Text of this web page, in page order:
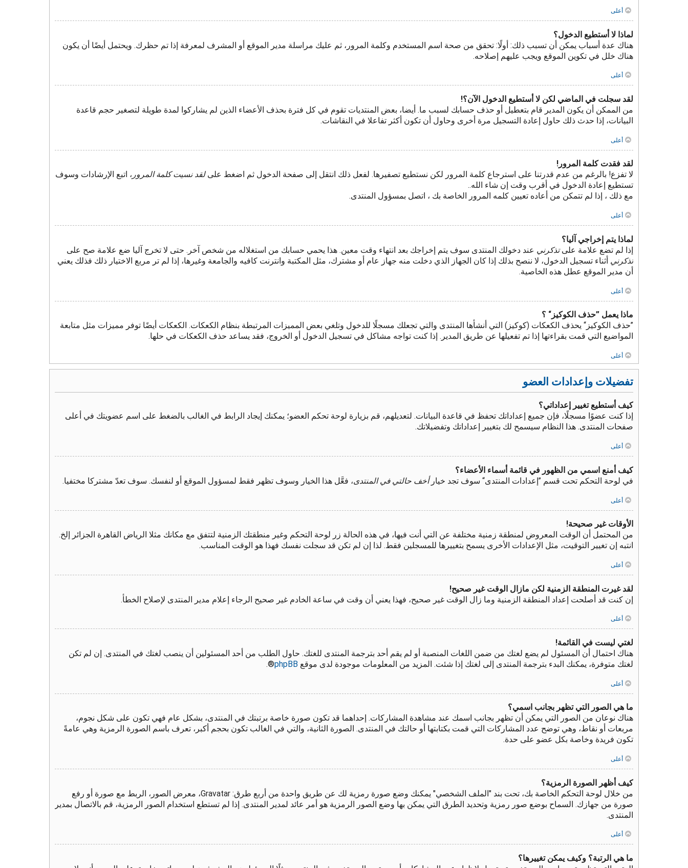
أعلى
لماذا لا أستطيع الدخول؟
هناك عدة أسباب يمكن أن تسبب ذلك: أولًا: تحقق من صحة اسم المستخدم وكلمة المرور، ثم عليك مراسلة مدير الموقع أو المشرف لمعرفة إذا تم حظرك. ويحتمل أيضًا أن يكون
هناك خلل في تكوين الموقع ويجب عليهم إصلاحه.
أعلى
لقد سجلت في الماضي لكن لا أستطيع الدخول الآن؟!
من الممكن أن يكون المدير قام بتعطيل أو حذف حسابك لسبب ما. أيضا، بعض المنتديات تقوم في كل فترة بحذف الأعضاء الذين لم يشاركوا لمدة طويلة لتصغير حجم قاعدة
البيانات، إذا حدث ذلك حاول إعادة التسجيل مرة أخرى وحاول أن تكون أكثر تفاعلا في النقاشات.
أعلى
لقد فقدت كلمة المرور!
لا تفزع! بالرغم من عدم قدرتنا على استرجاع كلمة المرور لكن نستطيع تصفيرها. لفعل ذلك انتقل إلى صفحة الدخول ثم اضغط علىلقد نسيت كلمة المرور ، اتبع الإرشادات وسوف
تستطيع إعادة الدخول في أقرب وقت إن شاء الله..
مع ذلك ، إذا لم تتمكن من أعاده تعيين كلمه المرور الخاصة بك ، اتصل بمسؤول المنتدى.
أعلى
لماذا يتم إخراجي آليا؟
إذا لم تضع علامة علىتذكرني عند دخولك المنتدى سوف يتم إخراجك بعد انتهاء وقت معين. هذا يحمي حسابك من استغلاله من شخص آخر. حتى لا تخرج آليا ضع علامة صح على
تذكرني أثناء تسجيل الدخول، لا ننصح بذلك إذا كان الجهاز الذي دخلت منه جهاز عام أو مشترك، مثل المكتبة وانترنت كافيه والجامعة وغيرها، إذا لم تر مربع الاختيار ذلك فذلك يعني
أن مدير الموقع عطل هذه الخاصية.
أعلى
ماذا يعمل ”حذف الكوكيز“ ؟
”حذف الكوكيز“ يحذف الكعكات (كوكيز) التي أنشأها المنتدى والتي تجعلك مسجلًا للدخول وتلغي بعض المميزات المرتبطة بنظام الكعكات. الكعكات أيضًا توفر مميزات مثل متابعة
المواضيع التي قمت بقراءتها إذا تم تفعيلها عن طريق المدير. إذا كنت تواجه مشاكل في تسجيل الدخول أو الخروج، فقد يساعد حذف الكعكات في حلها.
أعلى
تفضيلات وإعدادات العضو
كيف أستطيع تغيير إعداداتي؟
إذا كنت عضوًا مسجلًا، فإن جميع إعداداتك تحفظ في قاعدة البيانات. لتعديلهم، قم بزيارة لوحة تحكم العضو؛ يمكنك إيجاد الرابط في الغالب بالضغط على اسم عضويتك في أعلى
صفحات المنتدى. هذا النظام سيسمح لك بتغيير إعداداتك وتفضيلاتك.
أعلى
كيف أمنع اسمي من الظهور في قائمة أسماء الأعضاء؟
في لوحة التحكم تحت قسم ”إعدادات المنتدى“ سوف تجد خيارأخف حالتي في المنتدى، فعَّل هذا الخيار وسوف تظهر فقط لمسؤول الموقع أو لنفسك. سوف تعدّ مشتركا مختفيا.
أعلى
الأوقات غير صحيحة!
من المحتمل أن الوقت المعروض لمنطقة زمنية مختلفة عن التي أنت فيها، في هذه الحالة زر لوحة التحكم وغير منطقتك الزمنية لتتفق مع مكانك مثلا الرياض القاهرة الجزائر إلخ.
انتبه إن تغيير التوقيت، مثل الإعدادات الأخرى يسمح بتغييرها للمسجلين فقط. لذا إن لم تكن قد سجلت نفسك فهذا هو الوقت المناسب.
أعلى
لقد غيرت المنطقة الزمنية لكن مازال الوقت غير صحيح!
إن كنت قد أصلحت إعداد المنطقة الزمنية وما زال الوقت غير صحيح، فهذا يعني أن وقت في ساعة الخادم غير صحيح الرجاء إعلام مدير المنتدى لإصلاح الخطأ.
أعلى
لغتي ليست في القائمة!
هناك احتمال أن المسئول لم يضع لغتك من ضمن اللغات المنصبة أو لم يقم أحد بترجمة المنتدى للغتك. حاول الطلب من أحد المسئولين أن ينصب لغتك في المنتدى. إن لم تكن
لغتك متوفرة، يمكنك البدء بترجمة المنتدى إلى لغتك إذا شئت. المزيد من المعلومات موجودة لدى موقع phpBB
®.
أعلى
ما هي الصور التي تظهر بجانب اسمي؟
هناك نوعان من الصور التي يمكن أن تظهر بجانب اسمك عند مشاهدة المشاركات. إحداهما قد تكون صورة خاصة برتبتك في المنتدى، بشكل عام فهي تكون على شكل نجوم،
مربعات أو نقاط، وهي توضح عدد المشاركات التي قمت بكتابتها أو حالتك في المنتدى. الصورة الثانية، والتي في الغالب تكون بحجم أكبر، تعرف باسم الصورة الرمزية وهي عامةً
تكون فريدة وخاصة بكل عضو على حدة.
أعلى
كيف أظهر الصورة الرمزية؟
من خلال لوحة التحكم الخاصة بك، تحت بند "الملف الشخصي" يمكنك وضع صورة رمزية لك عن طريق واحدة من أربع طرق: Gravatar، معرض الصور، الربط مع صورة أو رفع
صورة من جهازك. السماح بوضع صور رمزية وتحديد الطرق التي يمكن بها وضع الصور الرمزية هو أمر عائد لمدير المنتدى. إذا لم تستطع استخدام الصور الرمزية، قم بالاتصال بمدير
المنتدى.
أعلى
ما هي الرتبة؟ وكيف يمكن تغييرها؟